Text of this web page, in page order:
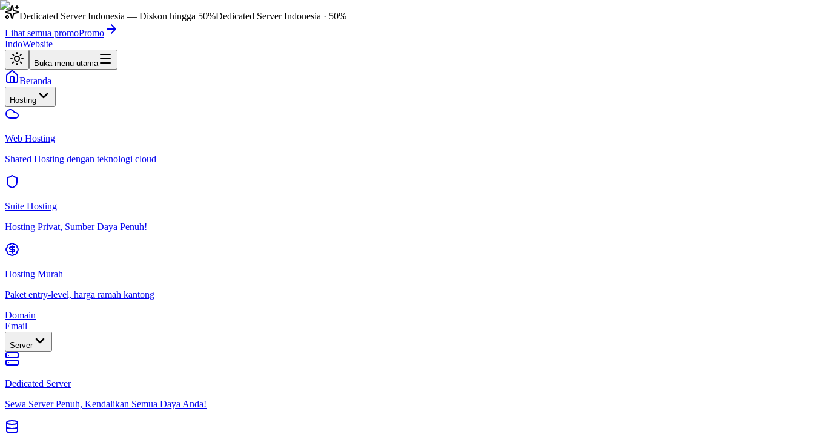
Dedicated Server Indonesia — Diskon hingga 50%Dedicated Server Indonesia · 50%
Lihat semua promoPromo
IndoWebsite
Buka menu utama
Beranda
Hosting
Web Hosting
Shared Hosting dengan teknologi cloud
Suite Hosting
Hosting Privat, Sumber Daya Penuh!
Hosting Murah
Paket entry-level, harga ramah kantong
Domain
Email
Server
Dedicated Server
Sewa Server Penuh, Kendalikan Semua Daya Anda!